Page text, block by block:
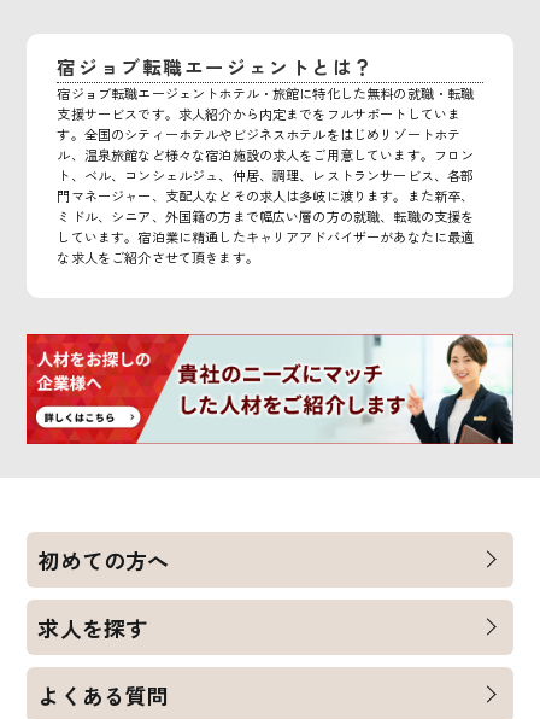
宿ジョブ転職エージェントとは？
宿ジョブ転職エージェントホテル・旅館に特化した無料の就職・転職
支援サービスです。求人紹介から内定までをフルサポートしていま
す。全国のシティーホテルやビジネスホテルをはじめリゾートホテ
ル、温泉旅館など様々な宿泊施設の求人をご用意しています。フロン
ト、ベル、コンシェルジュ、仲居、調理、レストランサービス、各部
門マネージャー、支配人などその求人は多岐に渡ります。また新卒、
ミドル、シニア、外国籍の方まで幅広い層の方の就職、転職の支援を
しています。宿泊業に精通したキャリアアドバイザーがあなたに最適
な求人をご紹介させて頂きます。
初めての方へ
求人を探す
よくある質問